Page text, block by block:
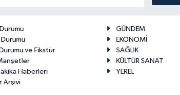
ve Fikstür
Haberleri
Arşivi
GÜNDEM
EKONOMİ
SAĞLIK
KÜLTÜR SANAT
YEREL